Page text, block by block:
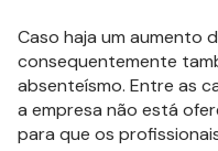
Caso haja um aumento
consequentemente
absenteísmo. Entre as
a empresa não está
para que os